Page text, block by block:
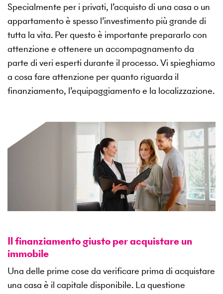
Specialmente per i privati, l’acquisto di una casa o un
appartamento è spesso l’investimento più grande di
tutta la vita. Per questo è importante prepararlo con
attenzione e ottenere un accompagnamento da
parte di veri esperti durante il processo. Vi spieghiamo
a cosa fare attenzione per quanto riguarda il
finanziamento, l’equipaggiamento e la localizzazione.
Il finanziamento giusto per acquistare un
immobile
Una delle prime cose da verificare prima di acquistare
una casa è il capitale disponibile. La questione